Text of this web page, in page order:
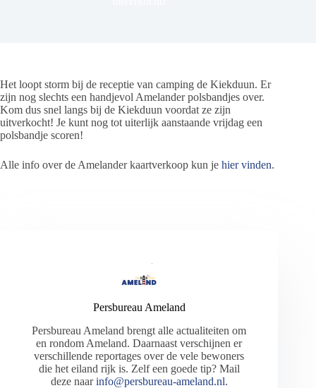
Het loopt storm bij de receptie van camping de Kiekduun. Er
zijn nog slechts een handjevol Amelander polsbandjes over.
Kom dus snel langs bij de Kiekduun voordat ze zijn
uitverkocht! Je kunt nog tot uiterlijk aanstaande vrijdag een
polsbandje scoren!
Alle info over de Amelander kaartverkoop kun je hier vinden.
Persbureau Ameland
Persbureau Ameland brengt alle actualiteiten om
en rondom Ameland. Daarnaast verschijnen er
verschillende reportages over de vele bewoners
die het eiland rijk is. Zelf een goede tip? Mail
deze naarinfo@persbureau-ameland.nl.